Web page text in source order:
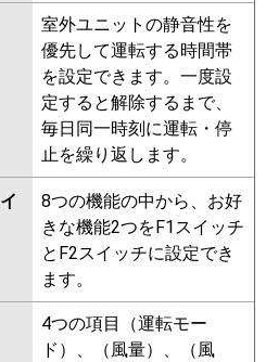
airf
FDTZ805HK5S-
FDTZ805HK5S-airflex
PA-P80U7SGNB
PA-P80U7SGN PA-
PA-P80U6SGB PA-
室外ユニットの静音性を
優先して運転する時間帯
を設定できます。一度設
定すると解除するまで、
毎日同一時刻に運転・停
止を繰り返します。
8つの機能の中から、お好
きな機能2つをF1スイッチ
とF2スイッチに設定でき
ます。
4つの項目（運転モー
ド）、（風量）、（風